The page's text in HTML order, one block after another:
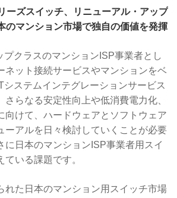
ーズスイッチ、リニューアル・アップ
のマンション市場で独自の価値を発揮
プクラスのマンションISP事業者とし
ネット接続サービスやマンションをベ
システムインテグレーションサービス
さらなる安定性向上や低消費電力化、
向けて、ハードウェアとソフトウェア
ーアルを日々検討していくことが必要
に日本のマンションISP事業者用スイ
いる課題です。
れた日本のマンション用スイッチ市場